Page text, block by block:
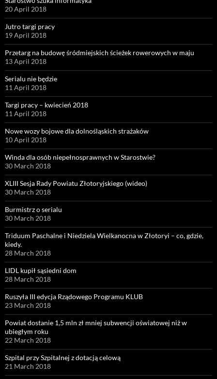
20 April 2018
Jutro targi pracy
19 April 2018
Przetarg na budowę śródmiejskich ścieżek rowerowych w maju
13 April 2018
Serialu nie będzie
11 April 2018
Targi pracy – kwiecień 2018
11 April 2018
Nowe wozy bojowe dla dolnośląskich strażaków
10 April 2018
Winda dla osób niepełnosprawnych w Starostwie?
30 March 2018
XLIII Sesja Rady Powiatu Złotoryjskiego (wideo)
30 March 2018
Burmistrz o serialu
30 March 2018
Triduum Paschalne i Niedziela Wielkanocna w Złotoryi – co, gdzie,
kiedy.
28 March 2018
LIDL kupił sąsiedni dom
28 March 2018
Ruszyła III edycja Rządowego Programu KLUB
23 March 2018
Powiat dostanie 1,5 mln zł mniej subwencji oświatowej niż w
ubiegłym roku
22 March 2018
Szpital przy Szpitalnej z dotacją celową
21 March 2018